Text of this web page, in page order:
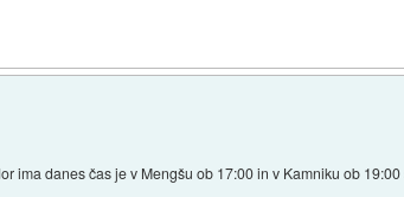
ima danes čas je v Mengšu ob 17:00 in v Kamniku ob